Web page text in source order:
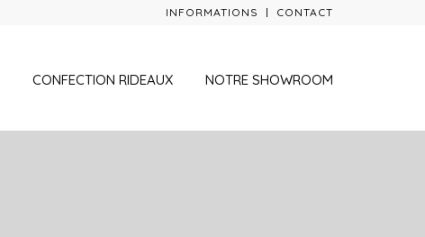
INFORMATIONS CONTACT
CONFECTION RIDEAUX NOTRE SHOWROOM